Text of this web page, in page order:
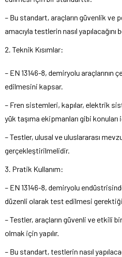
– Bu standart, araçların güvenlik ve
amacıyla testlerin nasıl yapılacağını
2. Teknik Kısımlar:
– EN 13146-8, demiryolu
edilmesini kapsar.
– Fren sistemleri, kapılar, elektrik
yük taşıma ekipmanları gibi konuları
– Testler, ulusal ve uluslararası
gerçekleştirilmelidir.
3. Pratik Kullanım:
– EN 13146-8, demiryolu
düzenli olarak test edilmesi
– Testler, araçların güvenli ve etkili
olmak için yapılır.
– Bu standart, testlerin nasıl